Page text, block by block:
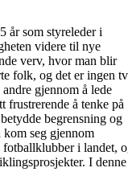
år som styreleder i
videre til nye
verv, hvor man blir
folk, og det er ingen
gjennom å lede
frustrerende å tenke på
begrensning og
seg gjennom
fotballklubber i landet,
I denne